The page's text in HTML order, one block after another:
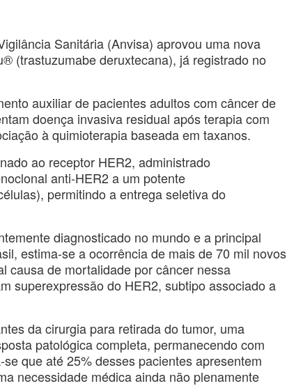
Sanitária (Anvisa) aprovou uma nova
(trastuzumabe deruxtecana), já registrado no
auxiliar de pacientes adultos com câncer de
doença invasiva residual após terapia com
à quimioterapia baseada em taxanos.
ao receptor HER2, administrado
anti-HER2 a um potente
permitindo a entrega seletiva do
diagnosticado no mundo e a principal
estima-se a ocorrência de mais de 70 mil novos
causa de mortalidade por câncer nessa
superexpressão do HER2, subtipo associado a
da cirurgia para retirada do tumor, uma
patológica completa, permanecendo com
que até 25% desses pacientes apresentem
necessidade médica ainda não plenamente